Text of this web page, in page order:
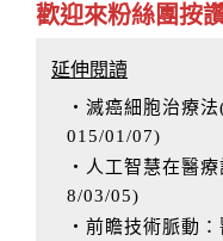
歡迎來粉絲團按讚
延伸閱讀
‧滅癌細胞治療
015/01/07)
‧人工智慧在醫
8/03/05)
‧前瞻技術脈動：